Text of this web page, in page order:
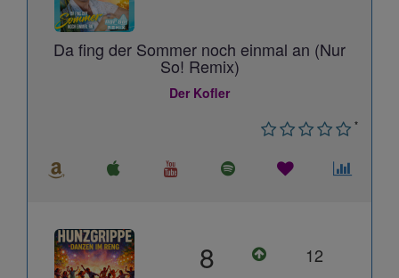
Da fing der Sommer noch einmal an (Nur
So! Remix)
Der Kofler
*
8 12